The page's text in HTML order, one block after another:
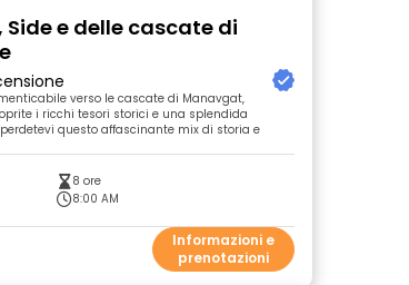
Side e delle cascate di
verso le cascate di Manavgat,
i ricchi tesori storici e una splendida
questo affascinante mix di storia e
8 ore
8:00 AM
Informazioni e
prenotazioni